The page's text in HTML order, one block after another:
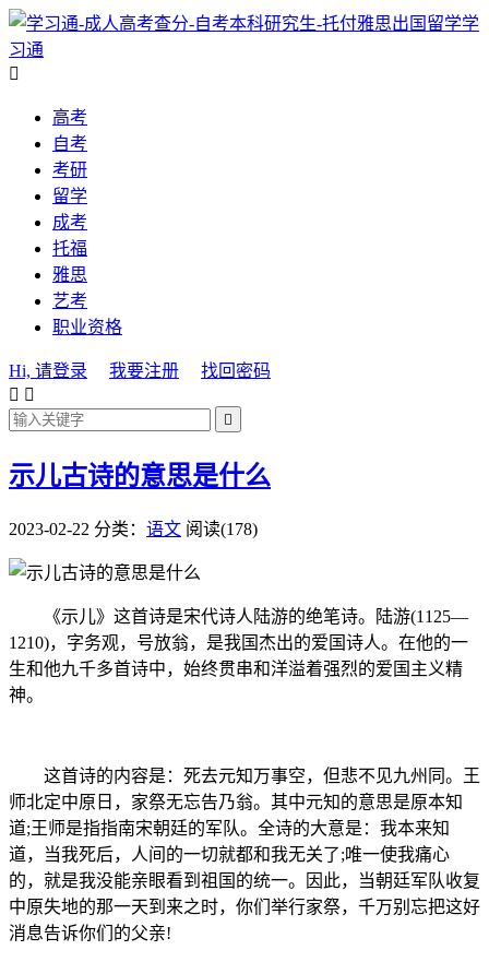
学
习通

高考
自考
考研
留学
成考
托福
雅思
艺考
职业资格
Hi, 请登录 我要注册
找回密码
 

示儿古诗的意思是什么
2023-02-22 分类： 语文 阅读(178)
《示儿》这首诗是宋代诗人陆游的绝笔诗。陆游(1125—
1210)，字务观，号放翁，是我国杰出的爱国诗人。在他的一
生和他九千多首诗中，始终贯串和洋溢着强烈的爱国主义精
神。
这首诗的内容是：死去元知万事空，但悲不见九州同。王
师北定中原日，家祭无忘告乃翁。其中元知的意思是原本知
道;王师是指指南宋朝廷的军队。全诗的大意是：我本来知
道，当我死后，人间的一切就都和我无关了;唯一使我痛心
的，就是我没能亲眼看到祖国的统一。因此，当朝廷军队收复
中原失地的那一天到来之时，你们举行家祭，千万别忘把这好
消息告诉你们的父亲!